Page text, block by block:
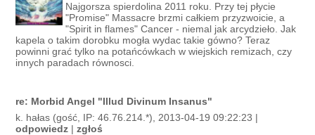
Najgorsza spierdolina 2011 roku. Przy tej płycie
"Promise" Massacre brzmi całkiem przyzwoicie, a
"Spirit in flames" Cancer - niemal jak arcydzieło. Jak
kapela o takim dorobku mogła wydac takie gówno? Teraz
powinni grać tylko na potańcówkach w wiejskich remizach, czy
innych paradach równosci.
re: Morbid Angel "Illud Divinum Insanus"
k. hałas (gość, IP: 46.76.214.*), 2013-04-19 09:22:23 |
odpowiedz |zgłoś